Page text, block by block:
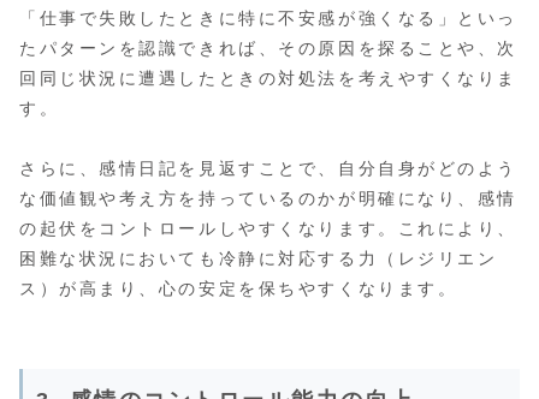
「仕事で失敗したときに特に不安感が強くなる」といっ
たパターンを認識できれば、その原因を探ることや、次
回同じ状況に遭遇したときの対処法を考えやすくなりま
す。
さらに、感情日記を見返すことで、自分自身がどのよう
な価値観や考え方を持っているのかが明確になり、感情
の起伏をコントロールしやすくなります。これにより、
困難な状況においても冷静に対応する力（レジリエン
ス）が高まり、心の安定を保ちやすくなります。